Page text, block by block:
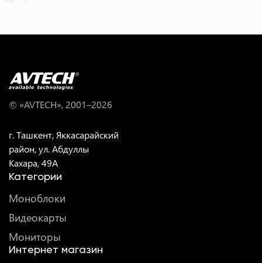
© «AVTECH», 2001–2026
г. Ташкент, Яккасарайский
район, ул. Абдуллы
Кахара, 49A
Категории
Моноблоки
Видеокарты
Мониторы
Интернет магазин